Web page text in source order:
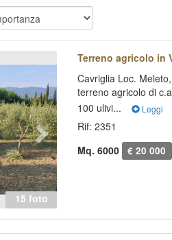
15 foto
Next
Terreno agricolo in
Cavriglia Loc.
terreno agricolo di
100 ulivi...
Leggi
Rif: 2351
Mq. 6000
€ 20 000